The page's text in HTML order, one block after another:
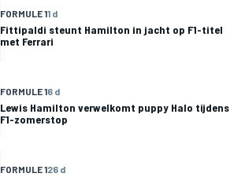
FORMULE 11 d
Fittipaldi steunt Hamilton in jacht op F1-titel
met Ferrari
FORMULE 16 d
Lewis Hamilton verwelkomt puppy Halo tijdens
F1-zomerstop
FORMULE 126 d